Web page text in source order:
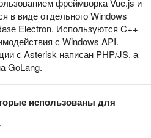
фреймворка Vue.js и
в виде отдельного Windows
Electron. Используются C++
с Windows API.
с Asterisk написан PHP/JS, а
GoLang.
использованы для